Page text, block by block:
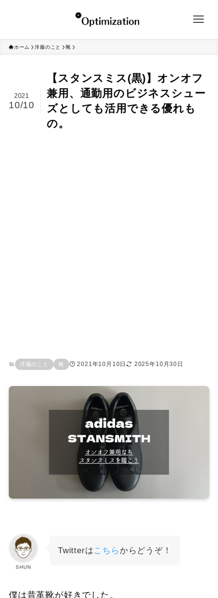
ホーム 洋服のこと 靴
【スタンスミス(黒)】オンオフ
兼用、通勤用のビジネスシュー
ズとしても活用できる優れも
の。
2021
10/10
洋服のこと 靴 2021年10月10日 2025年10月30日
SHUN
Twitterはこちら からどうぞ！
僕は昔革靴が好きでした。